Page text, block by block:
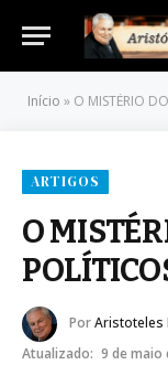
Início » O MISTÉRIO
ARTIGOS
O
PorAristoteles
Atualizado: 9 de maio